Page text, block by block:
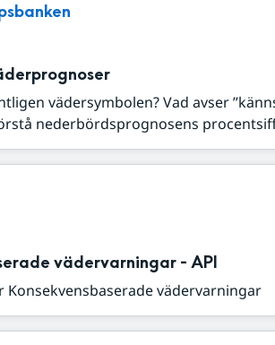
vädersymbolen? Vad avser
nederbördsprognosens
vädervarningar - API
Konsekvensbaserade vädervarningar